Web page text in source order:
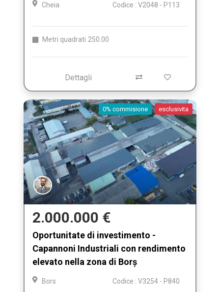
Cheia Codice : V2048 - P113
Metri quadrati 250.00
Dettagli
0% commisione esclusivita
2.000.000 €
Oportunitate di investimento -
Capannoni Industriali con rendimento
elevato nella zona di Borș
Bors Codice : V3254 - P840